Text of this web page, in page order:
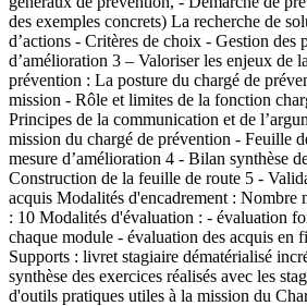
des exemples concrets) La recherche de
d’actions - Critères de choix - Gestion des
d’amélioration 3 – Valoriser les enjeux de
prévention : La posture du chargé de
mission - Rôle et limites de la fonction
Principes de la communication et de
mission du chargé de prévention - Feuille
mesure d’amélioration 4 - Bilan synthèse
Construction de la feuille de route 5 -
acquis Modalités d'encadrement : Nombre
: 10 Modalités d'évaluation : - évaluation
chaque module - évaluation des acquis
Supports : livret stagiaire dématérialisé
synthèse des exercices réalisés avec les
d'outils pratiques utiles à la mission du